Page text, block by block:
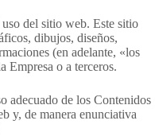
del sitio web. Este sitio
dibujos, diseños,
(en adelante, «los
Empresa o a terceros.
adecuado de los Contenidos
y, de manera enunciativa